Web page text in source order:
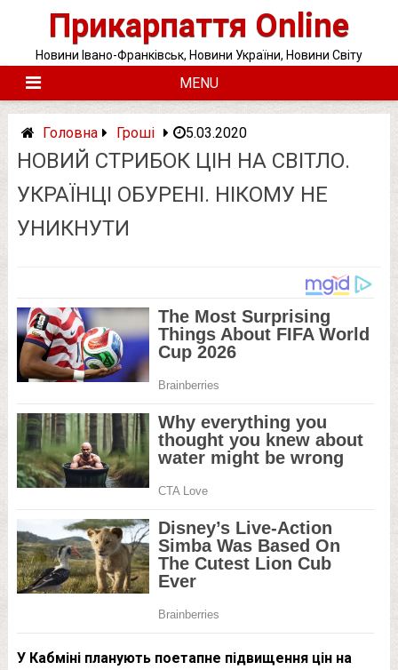
Прикарпаття Online
Новини Івано-Франківськ, Новини України, Новини Світу
MENU
Головна Гроші 5.03.2020
НОВИЙ СТРИБОК ЦІН НА СВІТЛО.
УКРАЇНЦІ ОБУРЕНІ. НІКОМУ НЕ
УНИКНУТИ
У Кабміні планують поетапне підвищення цін на